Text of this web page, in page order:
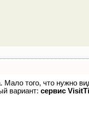
Мало того, что нужно
вариант:сервис